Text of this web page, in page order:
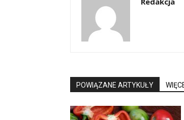
POWIĄZANE ARTYKUŁY